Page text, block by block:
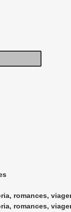
romances,
romances,